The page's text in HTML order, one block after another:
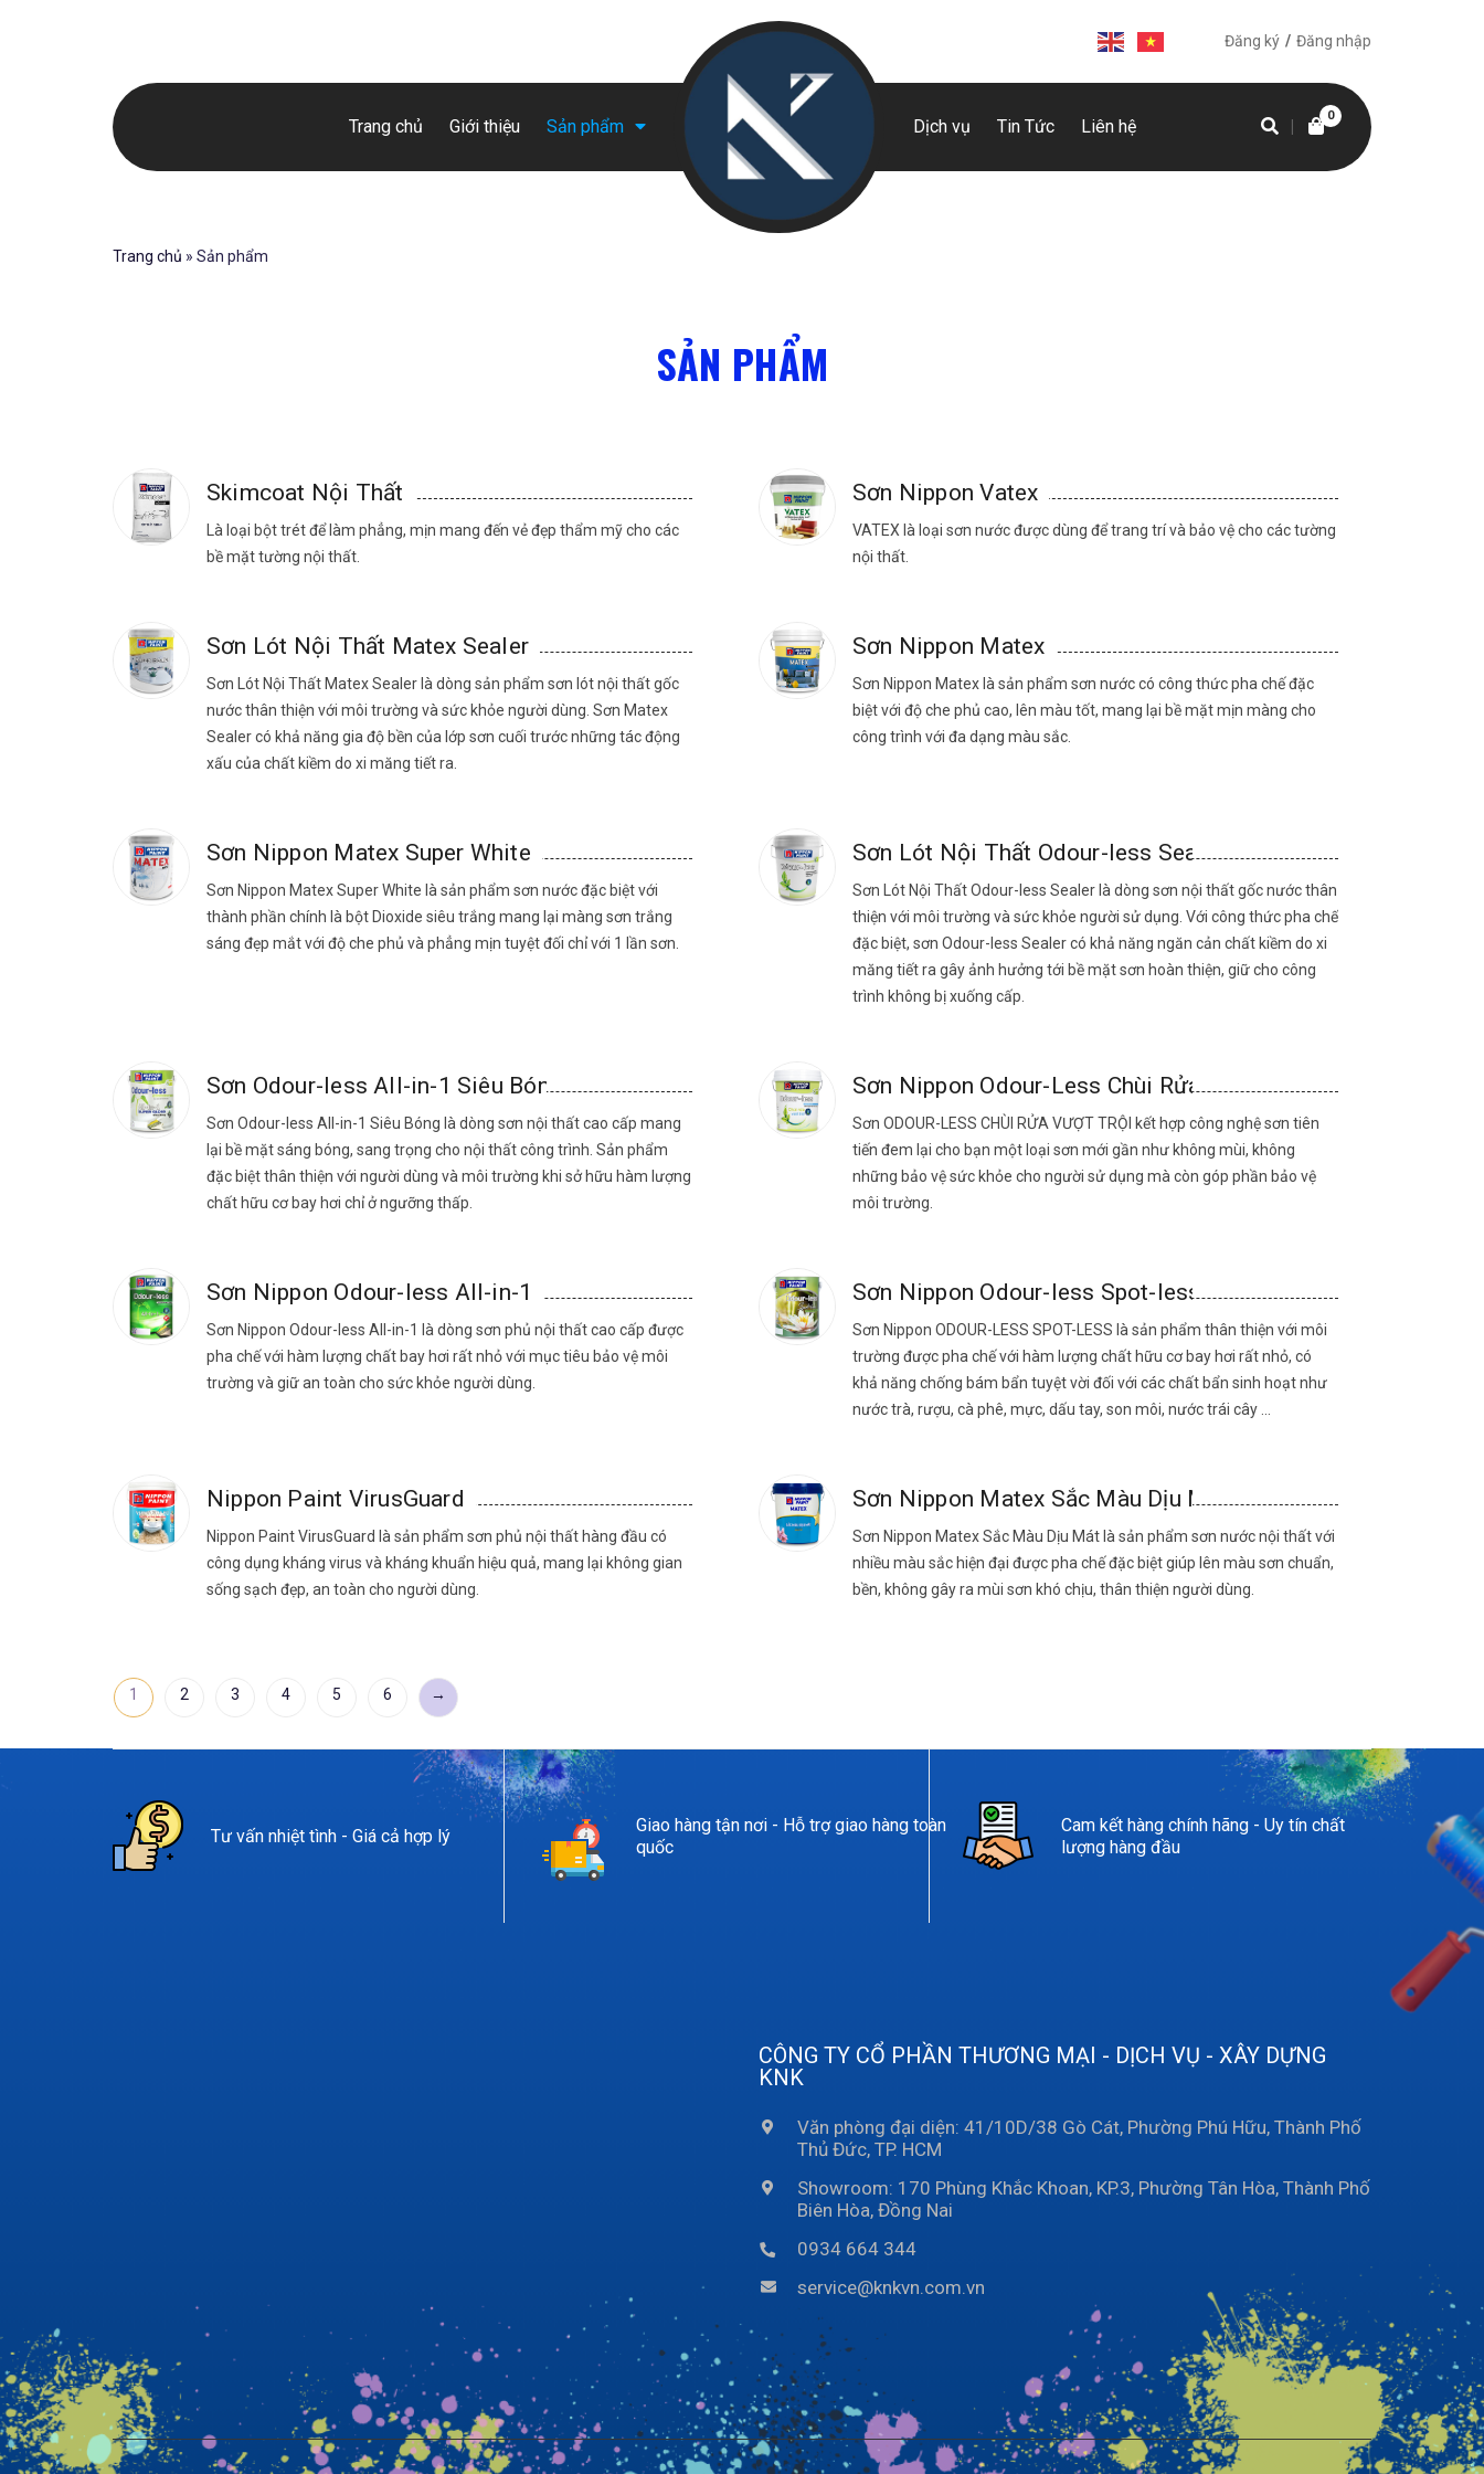
Đăng ký / Đăng nhập
Trang chủ Giới thiệu Sản phẩm Dịch vụ Tin Tức Liên hệ |
0
Trang chủ » Sản phẩm
SẢN PHẨM
Skimcoat Nội Thất
Là loại bột trét để làm phẳng, mịn mang đến vẻ đẹp thẩm mỹ cho các
bề mặt tường nội thất.
Sơn Nippon Vatex
VATEX là loại sơn nước được dùng để trang trí và bảo vệ cho các tường
nội thất.
Sơn Lót Nội Thất Matex Sealer
Sơn Lót Nội Thất Matex Sealer là dòng sản phẩm sơn lót nội thất gốc
nước thân thiện với môi trường và sức khỏe người dùng. Sơn Matex
Sealer có khả năng gia độ bền của lớp sơn cuối trước những tác động
xấu của chất kiềm do xi măng tiết ra.
Sơn Nippon Matex
Sơn Nippon Matex là sản phẩm sơn nước có công thức pha chế đặc
biệt với độ che phủ cao, lên màu tốt, mang lại bề mặt mịn màng cho
công trình với đa dạng màu sắc.
Sơn Nippon Matex Super White
Sơn Nippon Matex Super White là sản phẩm sơn nước đặc biệt với
thành phần chính là bột Dioxide siêu trắng mang lại màng sơn trắng
sáng đẹp mắt với độ che phủ và phẳng mịn tuyệt đối chỉ với 1 lần sơn.
Sơn Lót Nội Thất Odour-less Sealer
Sơn Lót Nội Thất Odour-less Sealer là dòng sơn nội thất gốc nước thân
thiện với môi trường và sức khỏe người sử dụng. Với công thức pha chế
đặc biệt, sơn Odour-less Sealer có khả năng ngăn cản chất kiềm do xi
măng tiết ra gây ảnh hưởng tới bề mặt sơn hoàn thiện, giữ cho công
trình không bị xuống cấp.
Sơn Odour-less All-in-1 Siêu Bóng
Sơn Odour-less All-in-1 Siêu Bóng là dòng sơn nội thất cao cấp mang
lại bề mặt sáng bóng, sang trọng cho nội thất công trình. Sản phẩm
đặc biệt thân thiện với người dùng và môi trường khi sở hữu hàm lượng
chất hữu cơ bay hơi chỉ ở ngưỡng thấp.
Sơn Nippon Odour-Less Chùi Rửa Vượt Trội
Sơn ODOUR-LESS CHÙI RỬA VƯỢT TRỘI kết hợp công nghệ sơn tiên
tiến đem lại cho bạn một loại sơn mới gần như không mùi, không
những bảo vệ sức khỏe cho người sử dụng mà còn góp phần bảo vệ
môi trường.
Sơn Nippon Odour-less All-in-1
Sơn Nippon Odour-less All-in-1 là dòng sơn phủ nội thất cao cấp được
pha chế với hàm lượng chất bay hơi rất nhỏ với mục tiêu bảo vệ môi
trường và giữ an toàn cho sức khỏe người dùng.
Sơn Nippon Odour-less Spot-less
Sơn Nippon ODOUR-LESS SPOT-LESS là sản phẩm thân thiện với môi
trường được pha chế với hàm lượng chất hữu cơ bay hơi rất nhỏ, có
khả năng chống bám bẩn tuyệt vời đối với các chất bẩn sinh hoạt như
nước trà, rượu, cà phê, mực, dấu tay, son môi, nước trái cây ...
Nippon Paint VirusGuard
Nippon Paint VirusGuard là sản phẩm sơn phủ nội thất hàng đầu có
công dụng kháng virus và kháng khuẩn hiệu quả, mang lại không gian
sống sạch đẹp, an toàn cho người dùng.
Sơn Nippon Matex Sắc Màu Dịu Mát
Sơn Nippon Matex Sắc Màu Dịu Mát là sản phẩm sơn nước nội thất với
nhiều màu sắc hiện đại được pha chế đặc biệt giúp lên màu sơn chuẩn,
bền, không gây ra mùi sơn khó chịu, thân thiện người dùng.
1 2 3 4 5 6 →
Tư vấn nhiệt tình - Giá cả hợp lý
Giao hàng tận nơi - Hỗ trợ giao hàng toàn
quốc
Cam kết hàng chính hãng - Uy tín chất
lượng hàng đầu
CÔNG TY CỔ PHẦN THƯƠNG MẠI - DỊCH VỤ - XÂY DỰNG
KNK
Văn phòng đại diện: 41/10D/38 Gò Cát, Phường Phú Hữu, Thành Phố
Thủ Đức, TP. HCM
Showroom: 170 Phùng Khắc Khoan, KP.3, Phường Tân Hòa, Thành Phố
Biên Hòa, Đồng Nai
0934 664 344
service@knkvn.com.vn